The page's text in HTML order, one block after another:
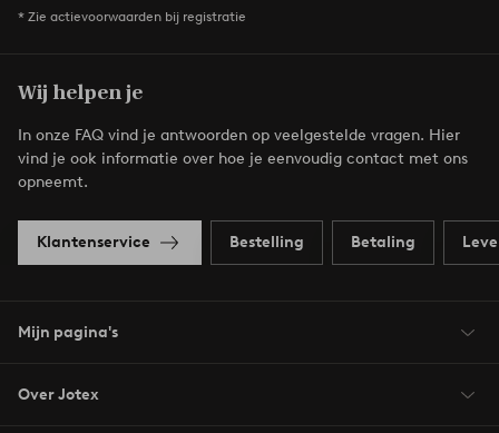
* Zie actievoorwaarden bij registratie
Wij helpen je
In onze FAQ vind je antwoorden op veelgestelde vragen. Hier
vind je ook informatie over hoe je eenvoudig contact met ons
opneemt.
Klantenservice Bestelling Betaling
Mijn pagina's
Over Jotex